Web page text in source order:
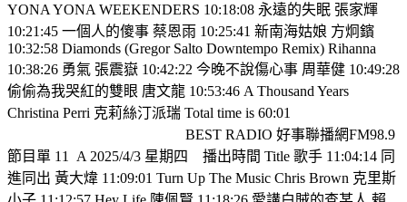
YONA YONA WEEKENDERS 10:18:08 永遠的失眠 張家輝
10:21:45 一個人的傻事 蔡恩雨 10:25:41 新南海姑娘 方炯鑌
10:32:58 Diamonds (Gregor Salto Downtempo Remix) Rihanna
10:38:26 勇氣 張震嶽 10:42:22 今晚不說傷心事 周華健 10:49:28
偷偷為我哭紅的雙眼 唐文龍 10:53:46 A Thousand Years
Christina Perri 克莉絲汀派瑞 Total time is 60:01
BEST RADIO 好事聯播網FM98.9
節目單 11
A 2025/4/3 星期四
播出時間 Title 歌手 11:04:14 同
進同出 黃大煒 11:09:01 Turn Up The Music Chris Brown 克里斯